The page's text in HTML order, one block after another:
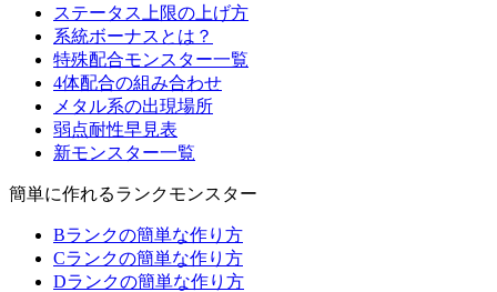
ステータス上限の上げ方
系統ボーナスとは？
特殊配合モンスター一覧
4体配合の組み合わせ
メタル系の出現場所
弱点耐性早見表
新モンスター一覧
簡単に作れるランクモンスター
Bランクの簡単な作り方
Cランクの簡単な作り方
Dランクの簡単な作り方